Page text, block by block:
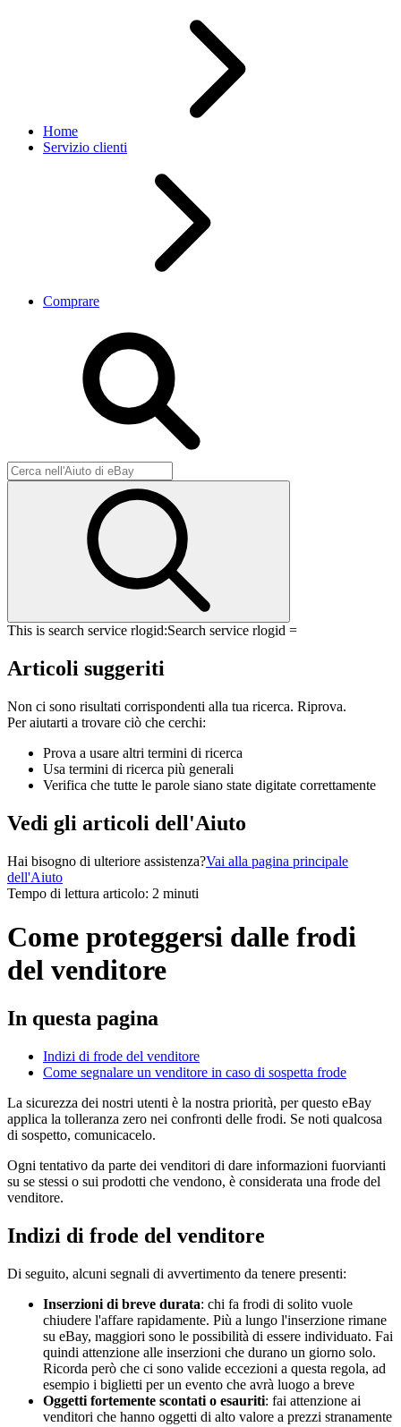
Home
Servizio clienti
Comprare
This is search service rlogid:Search service rlogid =
Articoli suggeriti
Non ci sono risultati corrispondenti alla tua ricerca. Riprova.
Per aiutarti a trovare ciò che cerchi:
Prova a usare altri termini di ricerca
Usa termini di ricerca più generali
Verifica che tutte le parole siano state digitate correttamente
Vedi gli articoli dell'Aiuto
Hai bisogno di ulteriore assistenza?Vai alla pagina principale
dell'Aiuto
Tempo di lettura articolo: 2 minuti
Come proteggersi dalle frodi
del venditore
In questa pagina
Indizi di frode del venditore
Come segnalare un venditore in caso di sospetta frode
La sicurezza dei nostri utenti è la nostra priorità, per questo eBay
applica la tolleranza zero nei confronti delle frodi. Se noti qualcosa
di sospetto, comunicacelo.
Ogni tentativo da parte dei venditori di dare informazioni fuorvianti
su se stessi o sui prodotti che vendono, è considerata una frode del
venditore.
Indizi di frode del venditore
Di seguito, alcuni segnali di avvertimento da tenere presenti:
Inserzioni di breve durata: chi fa frodi di solito vuole
chiudere l'affare rapidamente. Più a lungo l'inserzione rimane
su eBay, maggiori sono le possibilità di essere individuato. Fai
quindi attenzione alle inserzioni che durano un giorno solo.
Ricorda però che ci sono valide eccezioni a questa regola, ad
esempio i biglietti per un evento che avrà luogo a breve
Oggetti fortemente scontati o esauriti: fai attenzione ai
venditori che hanno oggetti di alto valore a prezzi stranamente